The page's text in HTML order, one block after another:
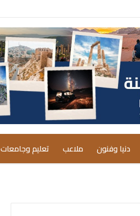
دنيا وفنون ملاعب تعليم وجامعات